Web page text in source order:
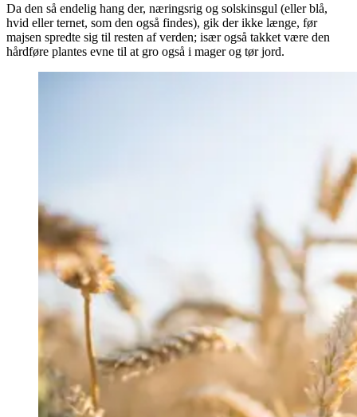
Da den så endelig hang der, næringsrig og solskinsgul (eller blå,
hvid eller ternet, som den også findes), gik der ikke længe, før
majsen spredte sig til resten af verden; især også takket være den
hårdføre plantes evne til at gro også i mager og tør jord.